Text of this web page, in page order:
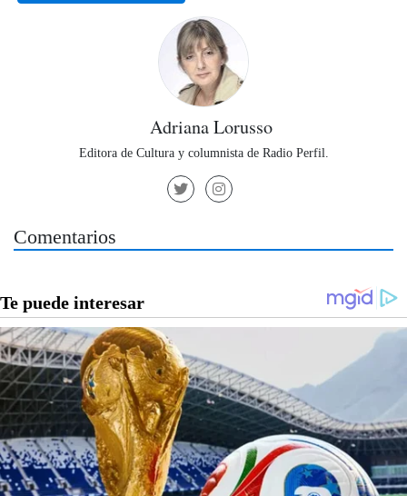
Adriana Lorusso
Editora de Cultura y columnista de Radio Perfil.
Comentarios